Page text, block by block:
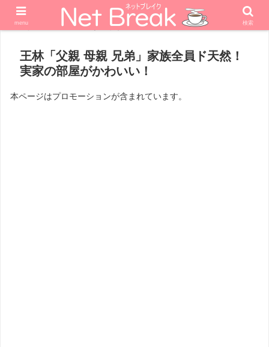
ホーム エンターテナー
王林「父親 母親 兄弟」家族全員ド天然！
実家の部屋がかわいい！
本ページはプロモーションが含まれています。
menu 検索